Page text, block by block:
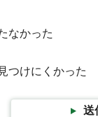
なかった
つけにくかった
送